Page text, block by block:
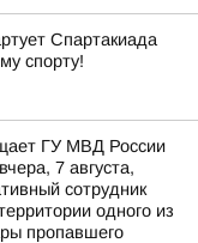
Спартакиада
спорту!
ГУ МВД России
7 августа,
сотрудник
одного из
пропавшего